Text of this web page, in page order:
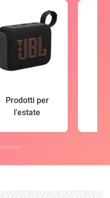
Prodotti per
l'estate